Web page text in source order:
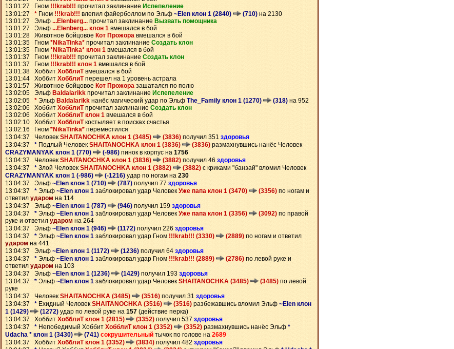
13:01:27 Гном !!!krab!!! прочитал заклинание Испепеление
13:01:27 * Гном !!!krab!!! влепил файерболлом по Эльф ~Elen клон 1 (2840) (710) на 2130
13:01:27 Эльф ...Elenberg... прочитал заклинание Вызвать помощника
13:01:27 Эльф ...Elenberg... клон 1 вмешался в бой
13:01:28 Животное бойцовое Кот Прожора вмешался в бой
13:01:35 Гном *NikaTinka* прочитал заклинание Создать клон
13:01:35 Гном *NikaTinka* клон 1 вмешался в бой
13:01:37 Гном !!!krab!!! прочитал заклинание Создать клон
13:01:37 Гном !!!krab!!! клон 1 вмешался в бой
13:01:38 Хоббит ХобблиТвмешался в бой
13:01:44 Хоббит ХобблиТперешел на 1 уровень астрала
13:01:57 Животное бойцовое Кот Прожора зашатался по полю
13:02:05 Эльф Baldalarikk прочитал заклинание Испепеление
13:02:05 * Эльф Baldalarikk нанёс магический удар по Эльф The_Family клон 1 (1270) (318) на 952
13:02:06 Хоббит ХобблиТпрочитал заклинание Создать клон
13:02:06 Хоббит ХобблиТ клон 1 вмешался в бой
13:02:10 Хоббит ХобблиТкостыляет в поисках счастья
13:02:16 Гном *NikaTinka* переместился
13:04:37 Человек SHAITANOCHKA клон 1 (3485) (3836) получил 351 здоровья
13:04:37 * Подлый ЧеловекSHAITANOCHKA клон 1 (3836) (3836) размахнувшись нанёс Человек
CRAZYMANYAK клон 1 (770)
(-986) пинок в корпус на 1756
13:04:37 ЧеловекSHAITANOCHKA клон 1 (3836) (3882) получил 46 здоровья
13:04:37 * Злой ЧеловекSHAITANOCHKA клон 1 (3882) (3882) с криками "банзай" вломил Человек
CRAZYMANYAK клон 1 (-986)
(-1216) удар по ногам на 230
13:04:37 Эльф ~Elen клон 1 (710) (787) получил 77 здоровья
13:04:37 * Эльф ~Elen клон 1 заблокировал удар ЧеловекУже папа клон 1 (3470) (3356) по ногам и
ответил ударом на 114
13:04:37 Эльф ~Elen клон 1 (787) (946) получил 159 здоровья
13:04:37 * Эльф ~Elen клон 1 заблокировал удар Человек Уже папа клон 1 (3356) (3092) по правой
руке и ответил ударом на 264
13:04:37 Эльф ~Elen клон 1 (946) (1172) получил 226 здоровья
13:04:37 * Эльф ~Elen клон 1 заблокировал удар Гном !!!krab!!! (3330) (2889) по ногам и ответил
ударом на 441
13:04:37 Эльф ~Elen клон 1 (1172) (1236) получил 64 здоровья
13:04:37 * Эльф ~Elen клон 1 заблокировал удар Гном !!!krab!!! (2889) (2786) по левой руке и
ответил ударом на 103
13:04:37 Эльф ~Elen клон 1 (1236) (1429) получил 193 здоровья
13:04:37 * Эльф ~Elen клон 1 заблокировал удар ЧеловекSHAITANOCHKA (3485) (3485) по левой
руке
13:04:37 ЧеловекSHAITANOCHKA (3485) (3516) получил 31 здоровья
13:04:37 * Ехидный ЧеловекSHAITANOCHKA (3516) (3516) разбежавшись вломил Эльф ~Elen клон
1 (1429)
(1272) удар по левой руке на 157 (действие перка)
13:04:37 Хоббит ХобблиТ клон 1 (2815) (3352) получил 537 здоровья
13:04:37 * Непобедимый Хоббит ХобблиТ клон 1 (3352) (3352) размахнувшись нанёс Эльф *
Udacha * клон 1 (3430)
(741) сокрушительный тычок по голове на 2689
13:04:37 Хоббит ХобблиТ клон 1 (3352) (3834) получил 482 здоровья